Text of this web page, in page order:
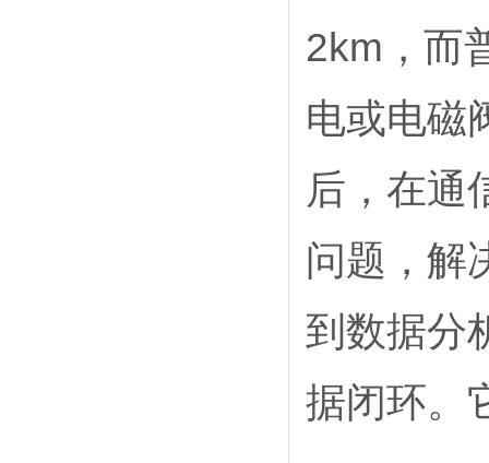
2km ，而
电或电磁
后，在通
问题，解
到数据分
据闭环。